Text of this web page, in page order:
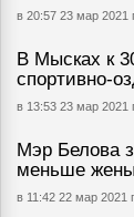
в 20:57 23 мар 2021
В Мысках к
спортивно-
в 13:53 23 мар 2021
Мэр Белова
меньше жены
в 11:42 22 мар 2021 г.